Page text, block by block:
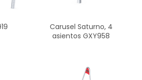
Carusel Saturno, 4
asientos GXY958